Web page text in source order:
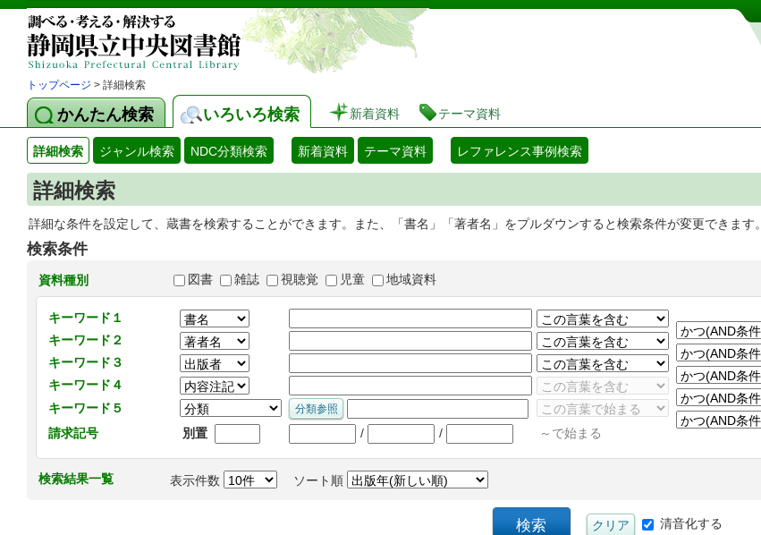
静岡県立図書館 蔵書検索・予約システム
トップページ > 詳細検索
かんたん検索 いろいろ検索 新着資料 テーマ資料
詳細検索 ジャンル検索 NDC分類検索 新着資料 テーマ資料 レファレンス事例検索
詳細検索
詳細な条件を設定して、蔵書を検索することができます。また、「書名」「著者名」をプルダウンすると検索条件が変更できます。
検索条件
資料種別 図書 雑誌 視聴覚 児童 地域資料
キーワード１
キーワード２
キーワード３
キーワード４
キーワード５
請求記号
別置 / / ～で始まる
検索結果一覧 表示件数 ソート順
清音化する